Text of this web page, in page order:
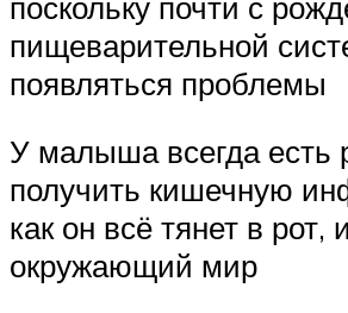
пищеварительной
появляться проблемы
У малыша всегда есть
получить кишечную
как он всё тянет в рот,
окружающий мир